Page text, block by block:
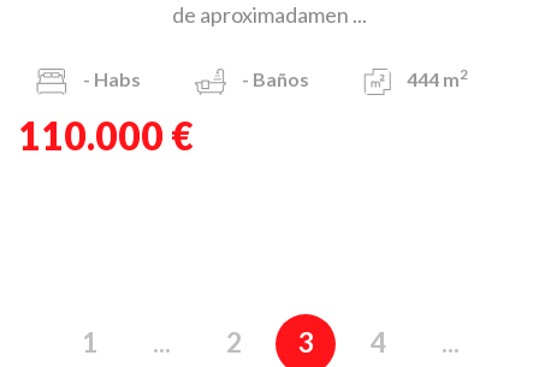
de aproximadamen ...
- Habs - Baños 444 m2
110.000 €
1 ... 2 3 4
...